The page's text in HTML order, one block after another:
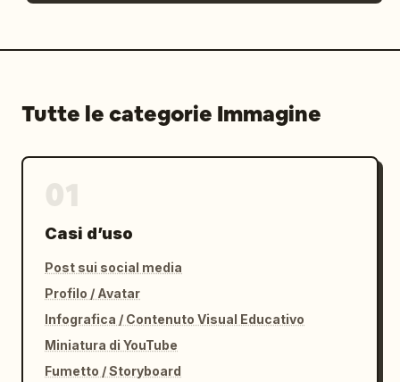
Tutte le categorie Immagine
Casi d’uso
Post sui social media
Profilo / Avatar
Infografica / Contenuto Visual Educativo
Miniatura di YouTube
Fumetto / Storyboard